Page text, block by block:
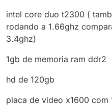
intel core duo t2300 (
rodando a 1.66ghz
3.4ghz)
1gb de memoria ram ddr2
hd de 120gb
placa de video x1600 com